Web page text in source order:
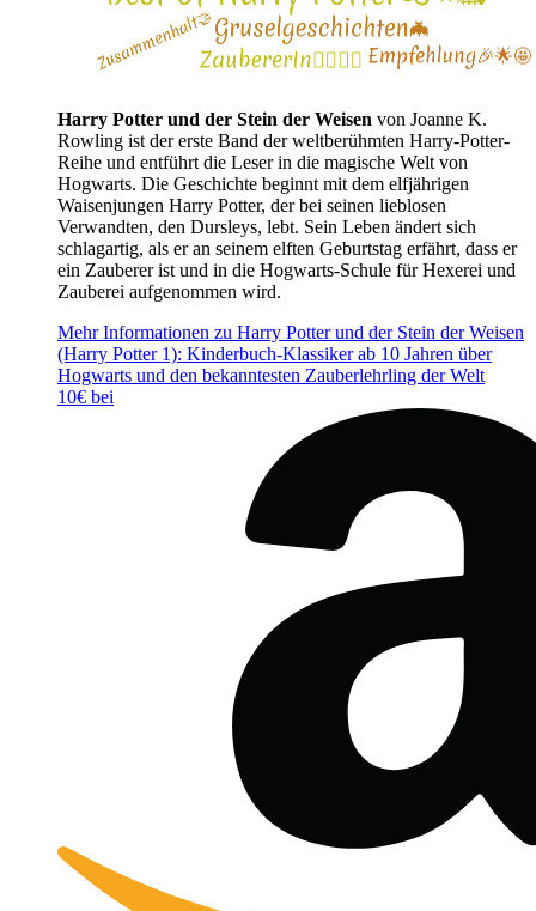
Harry Potter und der Stein der Weisen von Joanne K.
Rowling ist der erste Band der weltberühmten Harry-Potter-
Reihe und entführt die Leser in die magische Welt von
Hogwarts. Die Geschichte beginnt mit dem elfjährigen
Waisenjungen Harry Potter, der bei seinen lieblosen
Verwandten, den Dursleys, lebt. Sein Leben ändert sich
schlagartig, als er an seinem elften Geburtstag erfährt, dass er
ein Zauberer ist und in die Hogwarts-Schule für Hexerei und
Zauberei aufgenommen wird.
Mehr Informationen zu Harry Potter und der Stein der Weisen
(Harry Potter 1): Kinderbuch-Klassiker ab 10 Jahren über
Hogwarts und den bekanntesten Zauberlehrling der Welt
10€ bei